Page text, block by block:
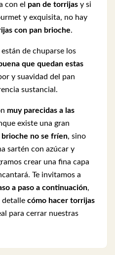
con el pan de torrijas y si
y exquisita, no hay
con pan brioche.
están de chuparse los
que quedan estas
y suavidad del pan
sustancial.
muy parecidas a las
existe una gran
brioche no se fríen, sino
sartén con azúcar y
crear una fina capa
Te invitamos a
a paso a continuación,
detalle cómo hacer torrijas
para cerrar nuestras